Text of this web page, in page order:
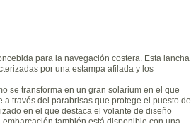
para la navegación costera. Esta lancha
por una estampa afilada y los
se transforma en un gran solarium en el que
través del parabrisas que protege el puesto de
en el que destaca el volante de diseño